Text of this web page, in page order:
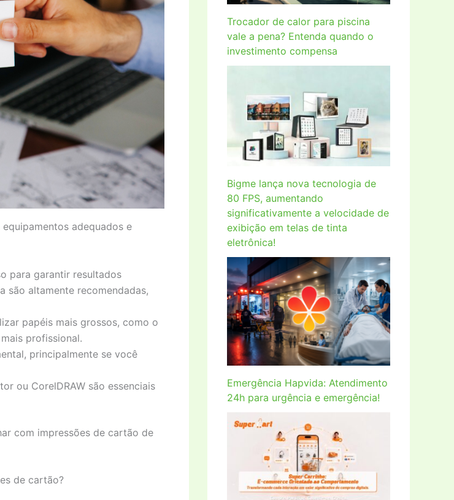
adequados e
para garantir resultados
são altamente recomendadas,
papéis mais grossos, como o
profissional.
principalmente se você
ou CorelDRAW são essenciais
com impressões de cartão de
de cartão?
Trocador de calor para piscina
vale a pena? Entenda quando o
investimento compensa
Bigme lança nova tecnologia de
80 FPS, aumentando
significativamente a velocidade de
exibição em telas de tinta
eletrônica!
Emergência Hapvida: Atendimento
24h para urgência e emergência!